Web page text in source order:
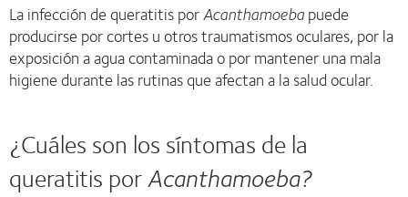
La infección de queratitis porAcanthamoebapuede
producirse por cortes u otros traumatismos oculares, por la
exposición a agua contaminada o por mantener una mala
higiene durante las rutinas que afectan a la salud ocular.
¿Cuáles son los síntomas de la
queratitis porAcanthamoeba?